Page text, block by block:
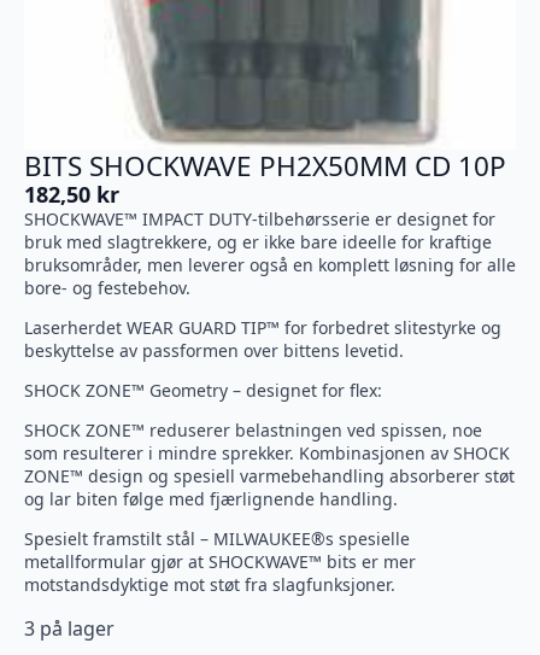
BITS SHOCKWAVE PH2X50MM CD 10P
182,50 kr
SHOCKWAVE™ IMPACT DUTY-tilbehørsserie er designet for
bruk med slagtrekkere, og er ikke bare ideelle for kraftige
bruksområder, men leverer også en komplett løsning for alle
bore- og festebehov.
Laserherdet WEAR GUARD TIP™ for forbedret slitestyrke og
beskyttelse av passformen over bittens levetid.
SHOCK ZONE™ Geometry – designet for flex:
SHOCK ZONE™ reduserer belastningen ved spissen, noe
som resulterer i mindre sprekker. Kombinasjonen av SHOCK
ZONE™ design og spesiell varmebehandling absorberer støt
og lar biten følge med fjærlignende handling.
Spesielt framstilt stål – MILWAUKEE®s spesielle
metallformular gjør at SHOCKWAVE™ bits er mer
motstandsdyktige mot støt fra slagfunksjoner.
3 på lager